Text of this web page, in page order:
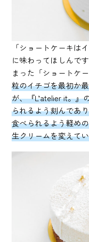
「ショートケーキは
に味わってほしんで
まった「ショートケー
粒のイチゴを最初か
が、『L’atelier it。』
られるよう刻んであ
食べられるよう軽め
生クリームを変えて